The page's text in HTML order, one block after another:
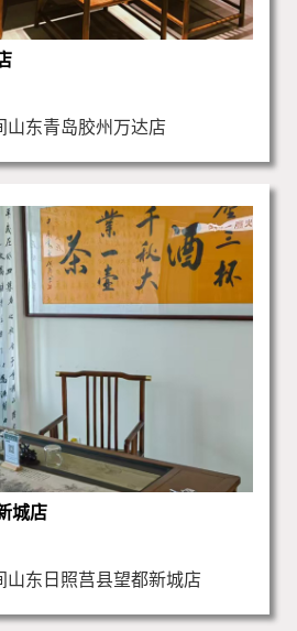
东青岛胶州万达店
城店
东日照莒县望都新城店